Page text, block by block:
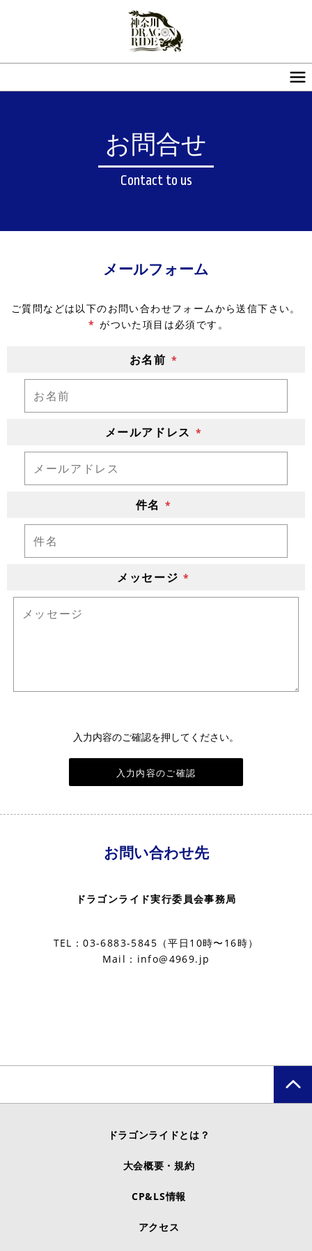
お問合せ
Contact to us
メールフォーム
ご質問などは以下のお問い合わせフォームから送信下さい。
* がついた項目は必須です。
お名前 *
メールアドレス *
件名 *
メッセージ *
入力内容のご確認を押してください。
お問い合わせ先
ドラゴンライド実行委員会事務局
TEL：03-6883-5845（平日10時〜16時）
Mail：info@4969.jp
ドラゴンライドとは？
大会概要・規約
CP&LS情報
アクセス